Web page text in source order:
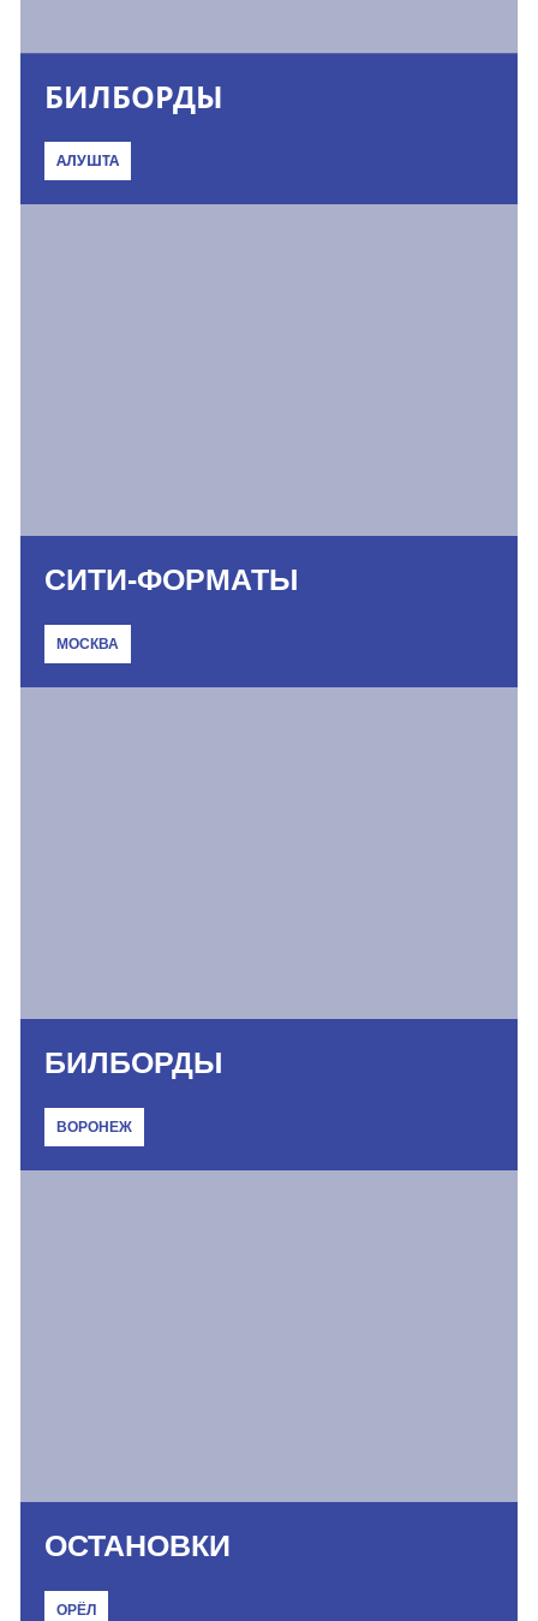
БИЛБОРДЫ
АЛУШТА
СИТИ-ФОРМАТЫ
МОСКВА
БИЛБОРДЫ
ВОРОНЕЖ
ОСТАНОВКИ
ОРЁЛ